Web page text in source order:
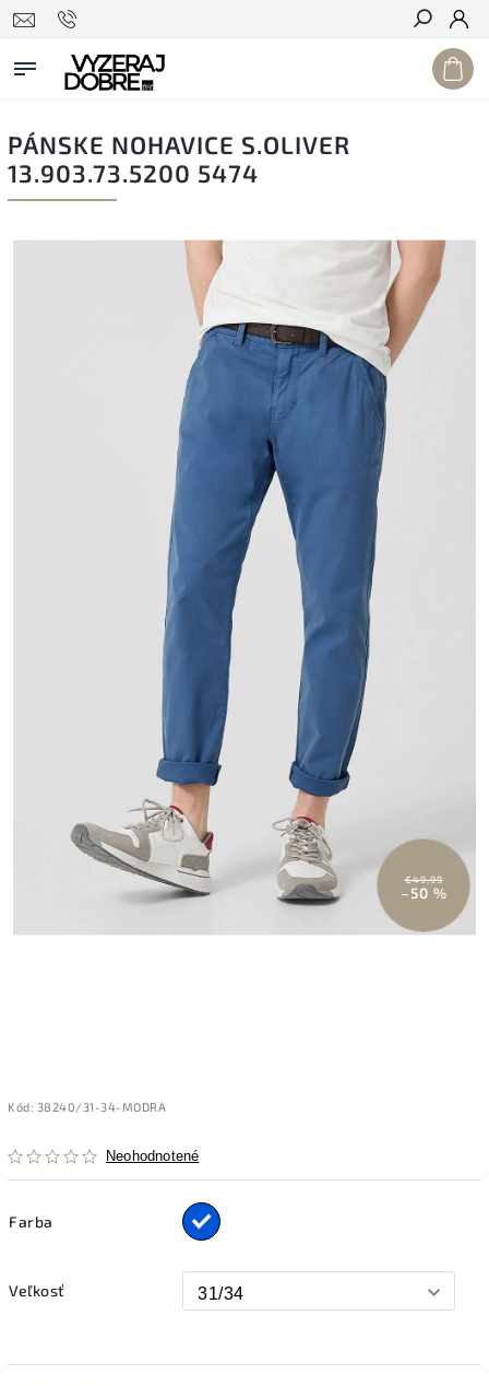
Hľadať
PÁNSKE NOHAVICE S.OLIVER
13.903.73.5200 5474
€49,99
–50 %
Kód: 38240/31-34-MODRA
Neohodnotené
Farba
Veľkosť